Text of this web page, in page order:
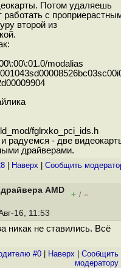
Потом удаляешь
работать с
второй из
modalias
fglrxko_pci_ids.h
радуемся - две
драйверами.
Наверх Cообщить
AMD
+ / –
16, 11:53
никак не ставились. Всё
#0 Наверх
Cообщить
модератору